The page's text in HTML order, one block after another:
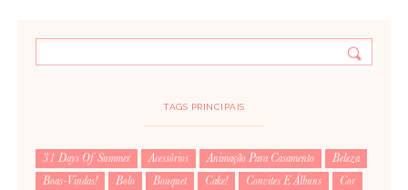
TAGS PRINCIPAIS
31 Days Of Summer Acessórios Animação Para Casamento
Beleza
Boas-Vindas!
Bolo Bouquet Cake! Convites E Álbuns Cor